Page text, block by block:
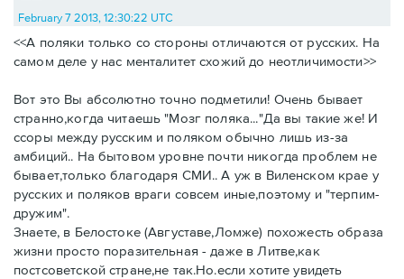
February 7 2013, 12:30:22 UTC
<<А поляки только со стороны отличаются от русских. На
самом деле у нас менталитет схожий до неотличимости>>
Вот это Вы абсолютно точно подметили! Очень бывает
странно,когда читаешь "Мозг поляка..."Да вы такие же! И
ссоры между русским и поляком обычно лишь из-за
амбиций.. На бытовом уровне почти никогда проблем не
бывает,только благодаря СМИ.. А уж в Виленском крае у
русских и поляков враги совсем иные,поэтому и "терпим-
дружим".
Знаете, в Белостоке (Августаве,Ломже) похожесть образа
жизни просто поразительная - даже в Литве,как
постсоветской стране,не так.Но.если хотите увидеть